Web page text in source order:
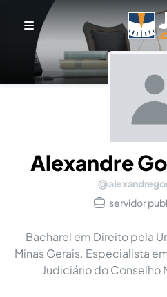
Alexandre
servidor
Bacharel em Direito pela
Minas Gerais. Especialista
Judiciário do Conselho